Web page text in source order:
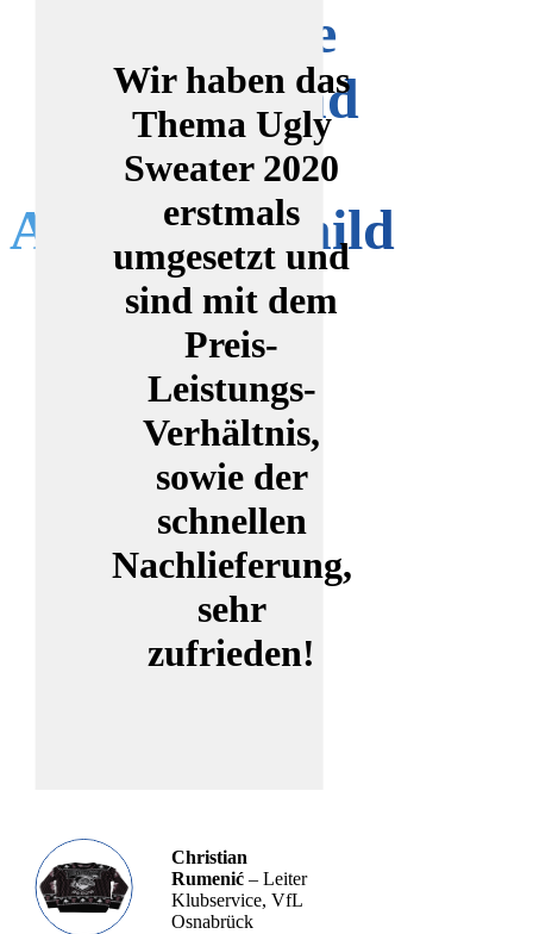
Zufriedene
Kunden sind
unser
Aushängeschild
Wir haben das
Thema Ugly
Sweater 2020
erstmals
umgesetzt und
sind mit dem
Preis-
Leistungs-
Verhältnis,
sowie der
schnellen
Nachlieferung,
sehr
zufrieden!
Christian
Rumenić– Leiter
Klubservice, VfL
Osnabrück